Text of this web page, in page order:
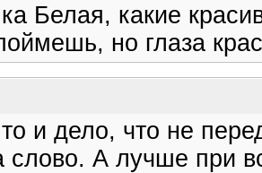
Белая, какие
но глаза
и дело, что не
слово. А лучше при